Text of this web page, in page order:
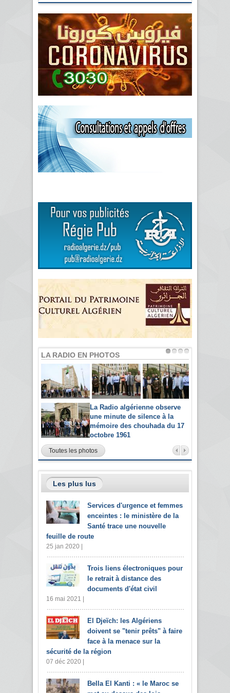
LA RADIO EN PHOTOS
La Radio algérienne observe
une minute de silence à la
mémoire des chouhada du 17
octobre 1961
Toutes les photos
Les plus lus
Services d'urgence et femmes
enceintes : le ministère de la
Santé trace une nouvelle
feuille de route
25 jan 2020 |
Trois liens électroniques pour
le retrait à distance des
documents d'état civil
16 mai 2021 |
El Djeïch: les Algériens
doivent se "tenir prêts" à faire
face à la menace sur la
sécurité de la région
07 déc 2020 |
Bella El Kanti : « le Maroc se